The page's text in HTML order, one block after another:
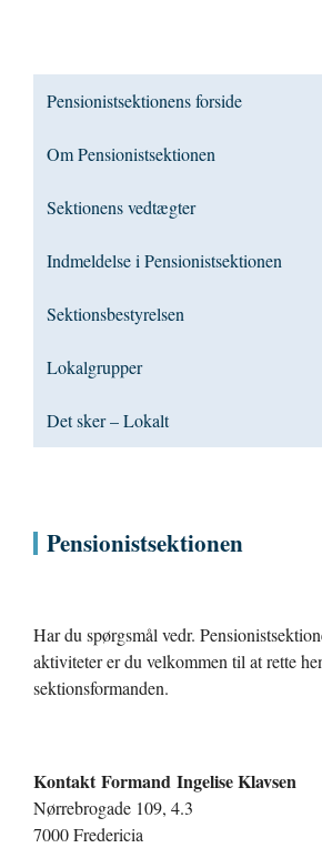
Pensionistsektionens forside
Om Pensionistsektionen
Sektionens vedtægter
Indmeldelse i Pensionistsektionen
Sektionsbestyrelsen
Lokalgrupper
Det sker – Lokalt
Pensionistsektionen
Har du spørgsmål vedr.
aktiviteter er du velkommen til at rette
sektionsformanden.
Kontakt Formand Ingelise Klavsen
Nørrebrogade 109, 4.3
7000 Fredericia